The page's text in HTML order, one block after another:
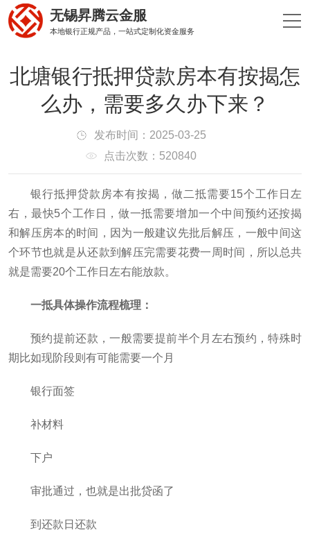
无锡昇腾云金服
本地银行正规产品，一站式定制化资金服务
北塘银行抵押贷款房本有按揭怎
么办，需要多久办下来？
发布时间：2025-03-25
点击次数：520840
银行抵押贷款房本有按揭，做二抵需要15个工作日左
右，最快5个工作日，做一抵需要增加一个中间预约还按揭
和解压房本的时间，因为一般建议先批后解压，一般中间这
个环节也就是从还款到解压完需要花费一周时间，所以总共
就是需要20个工作日左右能放款。
一抵具体操作流程梳理：
预约提前还款，一般需要提前半个月左右预约，特殊时
期比如现阶段则有可能需要一个月
银行面签
补材料
下户
审批通过，也就是出批贷函了
到还款日还款